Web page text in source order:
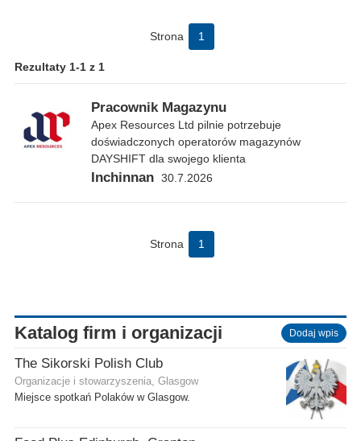
Strona 1
Rezultaty 1-1 z 1
Pracownik Magazynu
Apex Resources Ltd pilnie potrzebuje
doświadczonych operatorów magazynów
DAYSHIFT dla swojego klienta
Inchinnan 30.7.2026
Strona 1
Katalog firm i organizacji Dodaj wpis
The Sikorski Polish Club
Organizacje i stowarzyszenia, Glasgow
Miejsce spotkań Polaków w Glasgow.